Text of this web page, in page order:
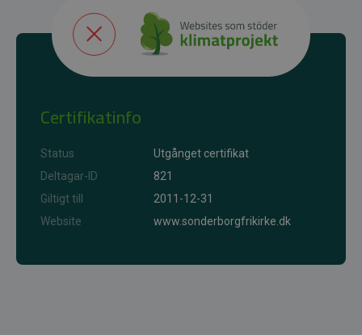
Certifikatinfo
Status
Utgånget certifikat
Deltagar-ID
821
Giltigt till
2011-12-31
Website
www.sonderborgfrikirke.dk